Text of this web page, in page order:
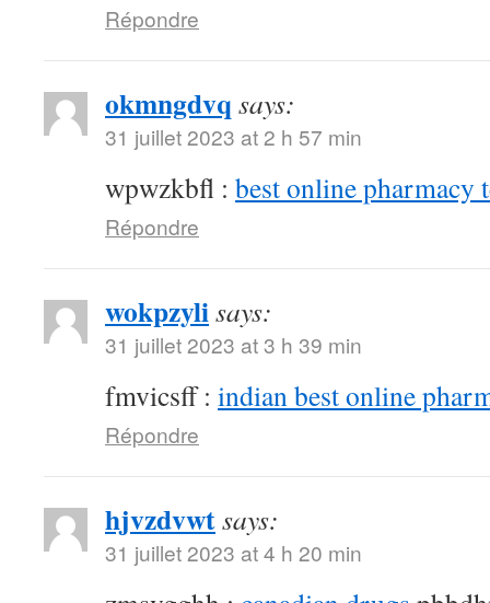
Répondre
okmngdvq says:
31 juillet 2023 at 2 h 57 min
wpwzkbfl : best online pharmacy
Répondre
wokpzylisays:
31 juillet 2023 at 3 h 39 min
fmvicsff : indian best online
Répondre
hjvzdvwtsays:
31 juillet 2023 at 4 h 20 min